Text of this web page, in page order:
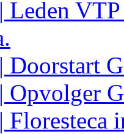
Leden
Doorstart
Opvolger
Floresteca